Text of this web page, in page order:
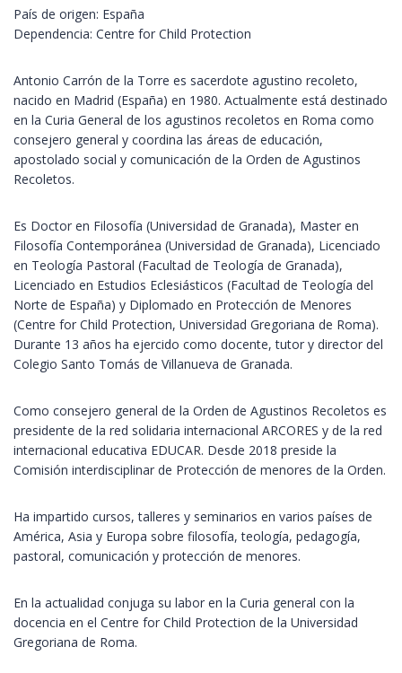
País de origen: España
Dependencia: Centre for Child Protection
Antonio Carrón de la Torre es sacerdote agustino recoleto,
nacido en Madrid (España) en 1980. Actualmente está destinado
en la Curia General de los agustinos recoletos en Roma como
consejero general y coordina las áreas de educación,
apostolado social y comunicación de la Orden de Agustinos
Recoletos.
Es Doctor en Filosofía (Universidad de Granada), Master en
Filosofía Contemporánea (Universidad de Granada), Licenciado
en Teología Pastoral (Facultad de Teología de Granada),
Licenciado en Estudios Eclesiásticos (Facultad de Teología del
Norte de España) y Diplomado en Protección de Menores
(Centre for Child Protection, Universidad Gregoriana de Roma).
Durante 13 años ha ejercido como docente, tutor y director del
Colegio Santo Tomás de Villanueva de Granada.
Como consejero general de la Orden de Agustinos Recoletos es
presidente de la red solidaria internacional ARCORES y de la red
internacional educativa EDUCAR. Desde 2018 preside la
Comisión interdisciplinar de Protección de menores de la Orden.
Ha impartido cursos, talleres y seminarios en varios países de
América, Asia y Europa sobre filosofía, teología, pedagogía,
pastoral, comunicación y protección de menores.
En la actualidad conjuga su labor en la Curia general con la
docencia en el Centre for Child Protection de la Universidad
Gregoriana de Roma.